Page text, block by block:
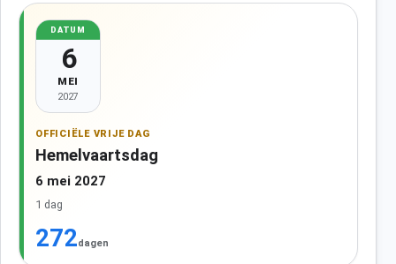
DATUM
6
MEI
2027
OFFICIËLE VRIJE DAG
Hemelvaartsdag
6 mei 2027
1 dag
272dagen